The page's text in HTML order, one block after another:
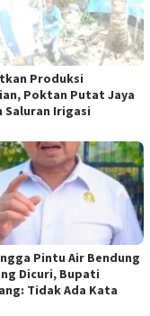
Produksi
Poktan Putat Jaya
Saluran Irigasi
Pintu Air Bendung
Dicuri, Bupati
Tidak Ada Kata